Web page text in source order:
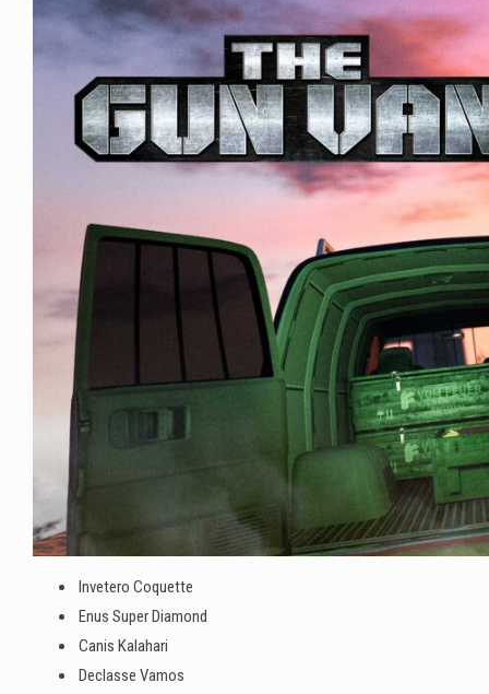
Invetero Coquette
Enus Super Diamond
Canis Kalahari
Declasse Vamos